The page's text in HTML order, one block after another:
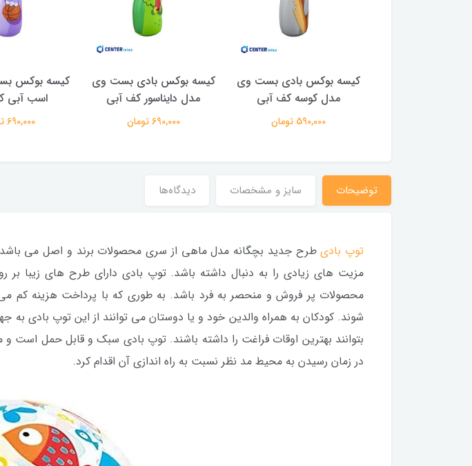
کیسه بوکس بادی بست وی
مدل کوسه کف آبی
590,000 تومان
کیسه بوکس بادی بست وی
مدل دایناسور کف آبی
690,000 تومان
کیسه بوکس
اسب آبی
690,000 تومان
توضیحات سایز و مشخصات دیدگاه‌ها
توپ بادیطرح جدید بچگانه مدل ماهی از سری محصولات برند و اصل می باشد
مزیت های زیادی را به دنبال داشته باشد. توپ بادی دارای طرح های زیبا
محصولات پر فروش و منحصر به فرد باشد. به طوری که با پرداخت هزینه کم
شوند. کودکان به همراه والدین خود و یا دوستان می توانند از این توپ بادی
بتوانند بهترین اوقات فراغت را داشته باشند. توپ بادی سبک و قابل حمل
در زمان رسیدن به محیط مد نظر نسبت به راه اندازی آن اقدام کرد.